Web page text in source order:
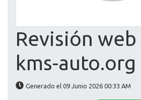
Revisión web
kms-auto.org
Generado el 09 Junio 2026 00:33 AM